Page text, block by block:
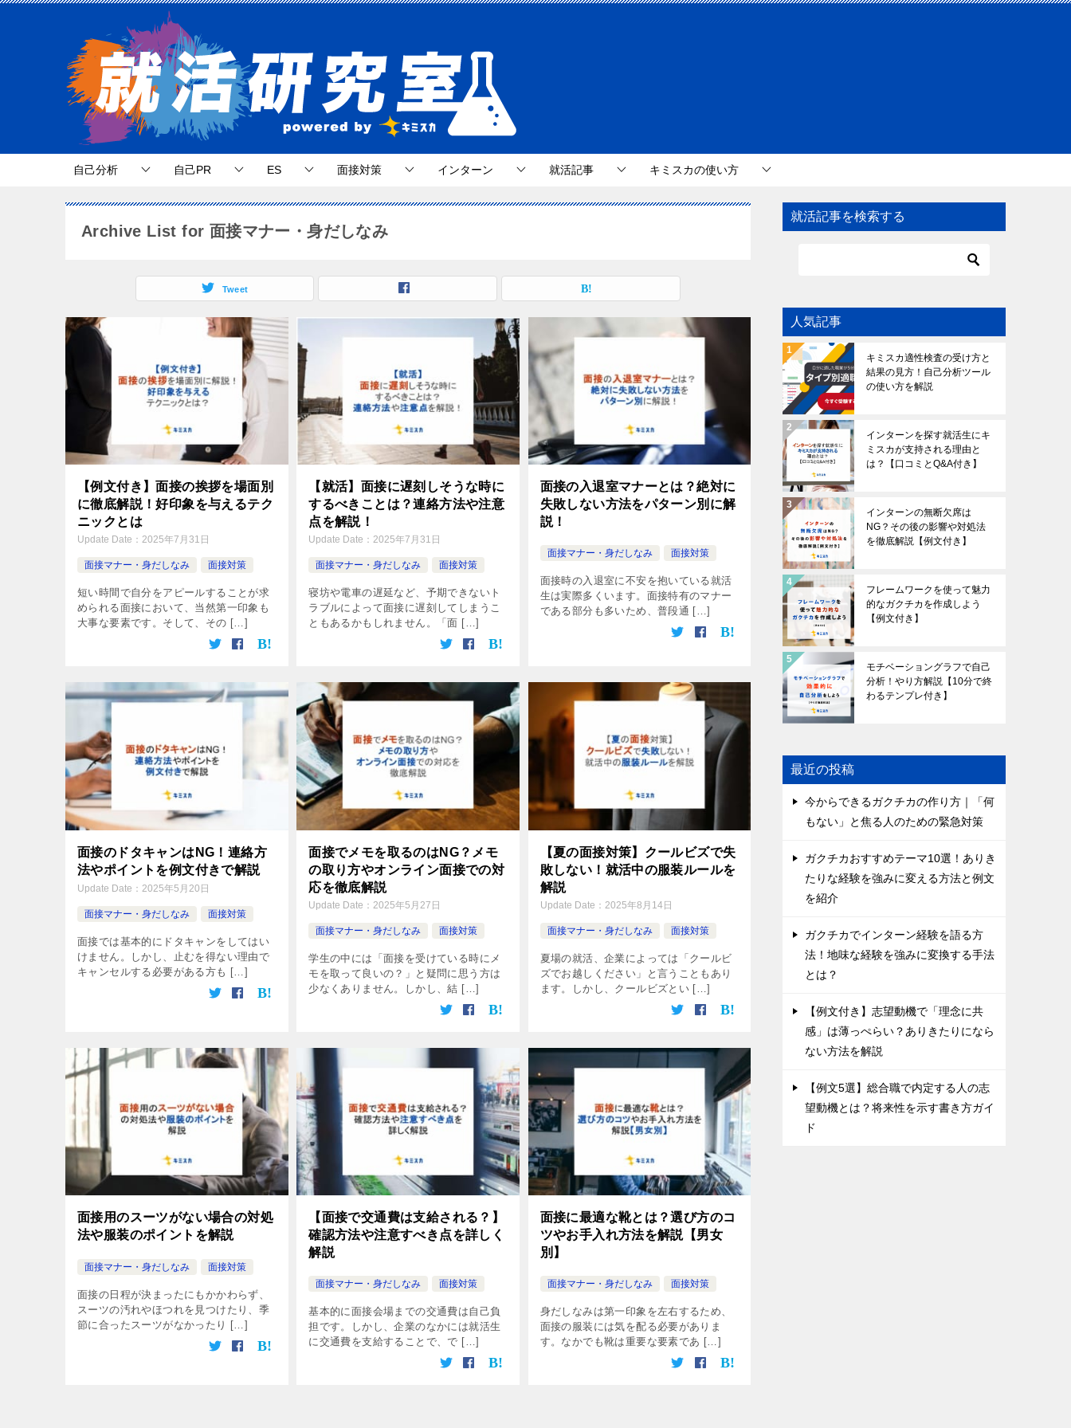
自己分析 自己PR ES 面接対策 インターン 就活記事 キミスカの使い方
Archive List for 面接マナー・身だしなみ
Tweet
【例文付き】面接の挨拶を場面別
に徹底解説！好印象を与えるテク
ニックとは
Update Date： 2025年7月31日
面接マナー・身だしなみ 面接対策
短い時間で自分をアピールすることが求
められる面接において、当然第一印象も
大事な要素です。そして、その […]
【就活】面接に遅刻しそうな時に
するべきことは？連絡方法や注意
点を解説！
Update Date：2025年7月31日
面接マナー・身だしなみ 面接対策
寝坊や電車の遅延など、予期できないト
ラブルによって面接に遅刻してしまうこ
ともあるかもしれません。「面 […]
面接の入退室マナーとは？絶対に
失敗しない方法をパターン別に解
説！
面接マナー・身だしなみ 面接対策
面接時の入退室に不安を抱いている就活
生は実際多くいます。面接特有のマナー
である部分も多いため、普段通 […]
面接のドタキャンはNG！連絡方
法やポイントを例文付きで解説
Update Date： 2025年5月20日
面接マナー・身だしなみ 面接対策
面接では基本的にドタキャンをしてはい
けません。しかし、止むを得ない理由で
キャンセルする必要がある方も […]
面接でメモを取るのはNG？メモ
の取り方やオンライン面接での対
応を徹底解説
Update Date： 2025年5月27日
面接マナー・身だしなみ 面接対策
学生の中には「面接を受けている時にメ
モを取って良いの？」と疑問に思う方は
少なくありません。しかし、結 […]
【夏の面接対策】クールビズで失
敗しない！就活中の服装ルールを
解説
Update Date： 2025年8月14日
面接マナー・身だしなみ 面接対策
夏場の就活、企業によっては「クールビ
ズでお越しください」と言うこともあり
ます。しかし、クールビズとい […]
面接用のスーツがない場合の対処
法や服装のポイントを解説
面接マナー・身だしなみ 面接対策
面接の日程が決まったにもかかわらず、
スーツの汚れやほつれを見つけたり、季
節に合ったスーツがなかったり […]
【面接で交通費は支給される？】
確認方法や注意すべき点を詳しく
解説
面接マナー・身だしなみ 面接対策
基本的に面接会場までの交通費は自己負
担です。しかし、企業のなかには就活生
に交通費を支給することで、で […]
面接に最適な靴とは？選び方のコ
ツやお手入れ方法を解説【男女
別】
面接マナー・身だしなみ 面接対策
身だしなみは第一印象を左右するため、
面接の服装には気を配る必要がありま
す。なかでも靴は重要な要素であ […]
就活記事を検索する
人気記事
キミスカ適性検査の受け方と
結果の見方！自己分析ツール
の使い方を解説
インターンを探す就活生にキ
ミスカが支持される理由と
は？【口コミとQ&A付き】
インターンの無断欠席は
NG？その後の影響や対処法
を徹底解説【例文付き】
フレームワークを使って魅力
的なガクチカを作成しよう
【例文付き】
モチベーショングラフで自己
分析！やり方解説【10分で終
わるテンプレ付き】
最近の投稿
今からできるガクチカの作り方｜「何
もない」と焦る人のための緊急対策
ガクチカおすすめテーマ10選！ありき
たりな経験を強みに変える方法と例文
を紹介
ガクチカでインターン経験を語る方
法！地味な経験を強みに変換する手法
とは？
【例文付き】志望動機で「理念に共
感」は薄っぺらい？ありきたりになら
ない方法を解説
【例文5選】総合職で内定する人の志
望動機とは？将来性を示す書き方ガイ
ド